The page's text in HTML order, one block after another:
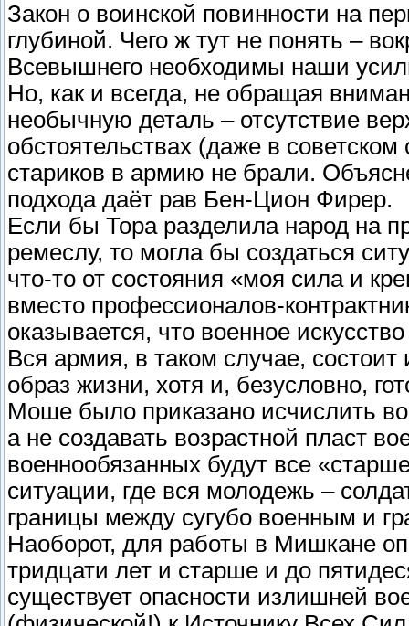
Закон о воинской повинности на
глубиной. Чего ж тут не понять –
Всевышнего необходимы наши
Но, как и всегда, не обращая
необычную деталь – отсутствие
обстоятельствах (даже в
стариков в армию не брали.
подхода даёт рав Бен-Цион Фирер.
Если бы Тора разделила народ на
ремеслу, то могла бы создаться
что-то от состояния «моя сила и
вместо профессионалов-
оказывается, что военное
Вся армия, в таком случае,
образ жизни, хотя и, безусловно,
Моше было приказано исчислить
а не создавать возрастной пласт
военнообязанных будут все
ситуации, где вся молодежь –
границы между сугубо военным и
Наоборот, для работы в Мишкане
тридцати лет и старше и до
существует опасности излишней